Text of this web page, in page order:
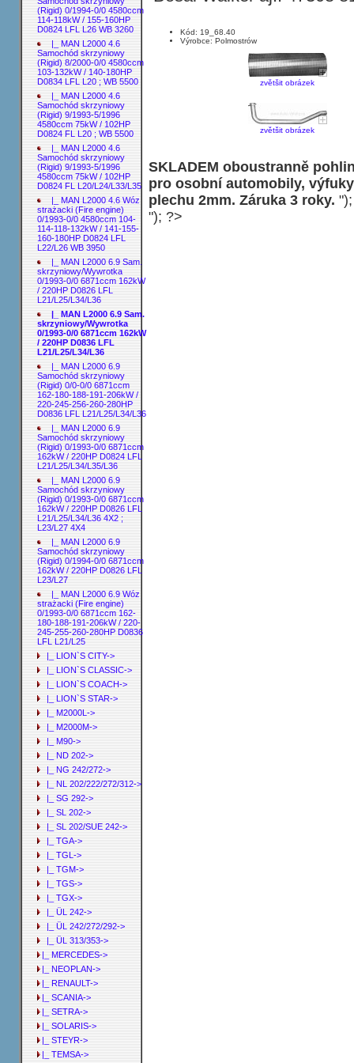
(Rigid) 0/1994-0/0 4580ccm
114-118kW / 155-160HP
D0824 LFL L26 WB 3260
|_ MAN L2000 4.6
Samochód skrzyniowy
(Rigid) 8/2000-0/0 4580ccm
103-132kW / 140-180HP
D0834 LFL L20 ; WB 5500
|_ MAN L2000 4.6
Samochód skrzyniowy
(Rigid) 9/1993-5/1996
4580ccm 75kW / 102HP
D0824 FL L20 ; WB 5500
|_ MAN L2000 4.6
Samochód skrzyniowy
(Rigid) 9/1993-5/1996
4580ccm 75kW / 102HP
D0824 FL L20/L24/L33/L35
|_ MAN L2000 4.6 Wóz
strażacki (Fire engine)
0/1993-0/0 4580ccm 104-
114-118-132kW / 141-155-
160-180HP D0824 LFL
L22/L26 WB 3950
|_ MAN L2000 6.9 Sam.
skrzyniowy/Wywrotka
0/1993-0/0 6871ccm 162kW
/ 220HP D0826 LFL
L21/L25/L34/L36
|_ MAN L2000 6.9 Sam.
skrzyniowy/Wywrotka
0/1993-0/0 6871ccm 162kW
/ 220HP D0836 LFL
L21/L25/L34/L36
|_ MAN L2000 6.9
Samochód skrzyniowy
(Rigid) 0/0-0/0 6871ccm
162-180-188-191-206kW /
220-245-256-260-280HP
D0836 LFL L21/L25/L34/L36
|_ MAN L2000 6.9
Samochód skrzyniowy
(Rigid) 0/1993-0/0 6871ccm
162kW / 220HP D0824 LFL
L21/L25/L34/L35/L36
|_ MAN L2000 6.9
Samochód skrzyniowy
(Rigid) 0/1993-0/0 6871ccm
162kW / 220HP D0826 LFL
L21/L25/L34/L36 4X2 ;
L23/L27 4X4
|_ MAN L2000 6.9
Samochód skrzyniowy
(Rigid) 0/1994-0/0 6871ccm
162kW / 220HP D0826 LFL
L23/L27
|_ MAN L2000 6.9 Wóz
strażacki (Fire engine)
0/1993-0/0 6871ccm 162-
180-188-191-206kW / 220-
245-255-260-280HP D0836
LFL L21/L25
|_ LION`S CITY->
|_ LION`S CLASSIC->
|_ LION`S COACH->
|_ LION`S STAR->
|_ M2000L->
|_ M2000M->
|_ M90->
|_ ND 202->
|_ NG 242/272->
|_ NL 202/222/272/312->
|_ SG 292->
|_ SL 202->
|_ SL 202/SUE 242->
|_ TGA->
|_ TGL->
|_ TGM->
|_ TGS->
|_ TGX->
|_ ÜL 242->
|_ ÜL 242/272/292->
|_ ÜL 313/353->
|_ MERCEDES->
|_ NEOPLAN->
|_ RENAULT->
|_ SCANIA->
|_ SETRA->
|_ SOLARIS->
|_ STEYR->
|_ TEMSA->
Kód: 19_68.40
Výrobce: Polmostrów
zvětšit obrázek
zvětšit obrázek
SKLADEM oboustranně
pro osobní automobily,
plechu 2mm. Záruka 3 roky.
"); ?>